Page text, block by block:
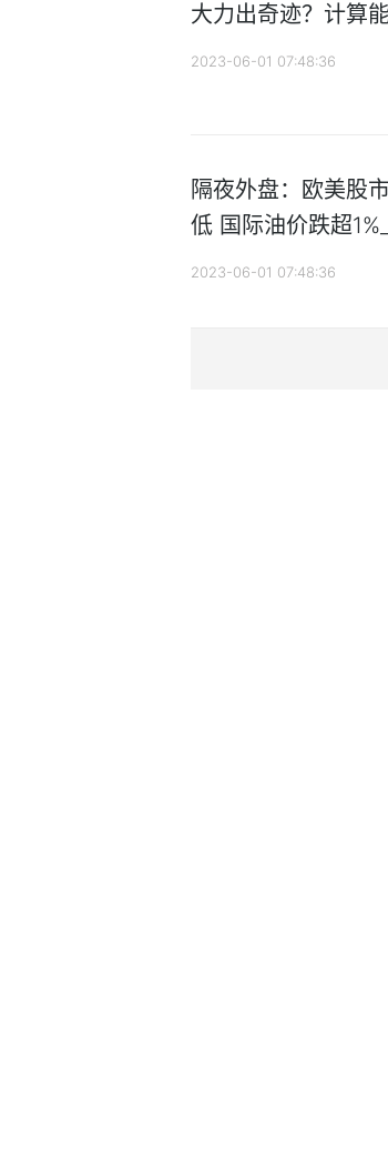
大力出奇迹？计算
2023-06-01 07:48:36
隔夜外盘：欧美股
低 国际油价跌超
2023-06-01 07:48:36